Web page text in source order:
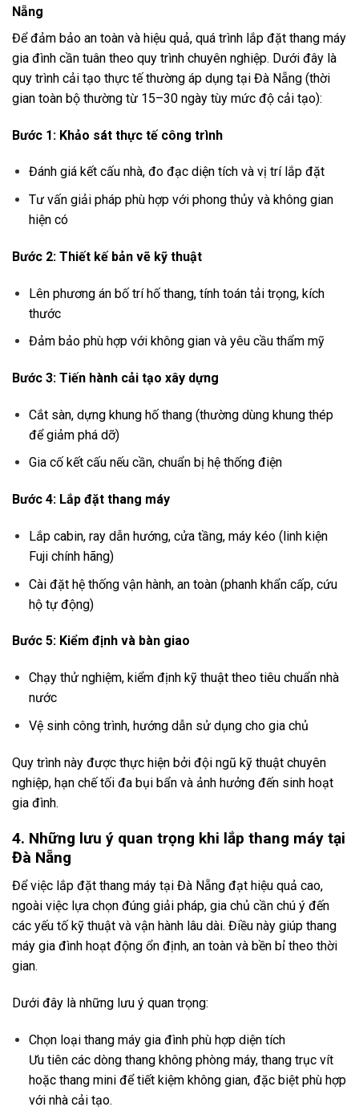
Nẵng
Để đảm bảo an toàn và hiệu quả, quá trình lắp đặt thang máy
gia đình cần tuân theo quy trình chuyên nghiệp. Dưới đây là
quy trình cải tạo thực tế thường áp dụng tại Đà Nẵng (thời
gian toàn bộ thường từ 15–30 ngày tùy mức độ cải tạo):
Bước 1: Khảo sát thực tế công trình
Đánh giá kết cấu nhà, đo đạc diện tích và vị trí lắp đặt
Tư vấn giải pháp phù hợp với phong thủy và không gian
hiện có
Bước 2: Thiết kế bản vẽ kỹ thuật
Lên phương án bố trí hố thang, tính toán tải trọng, kích
thước
Đảm bảo phù hợp với không gian và yêu cầu thẩm mỹ
Bước 3: Tiến hành cải tạo xây dựng
Cắt sàn, dựng khung hố thang (thường dùng khung thép
để giảm phá dỡ)
Gia cố kết cấu nếu cần, chuẩn bị hệ thống điện
Bước 4: Lắp đặt thang máy
Lắp cabin, ray dẫn hướng, cửa tầng, máy kéo (linh kiện
Fuji chính hãng)
Cài đặt hệ thống vận hành, an toàn (phanh khẩn cấp, cứu
hộ tự động)
Bước 5: Kiểm định và bàn giao
Chạy thử nghiệm, kiểm định kỹ thuật theo tiêu chuẩn nhà
nước
Vệ sinh công trình, hướng dẫn sử dụng cho gia chủ
Quy trình này được thực hiện bởi đội ngũ kỹ thuật chuyên
nghiệp, hạn chế tối đa bụi bẩn và ảnh hưởng đến sinh hoạt
gia đình.
4. Những lưu ý quan trọng khi lắp thang máy tại
Đà Nẵng
Để việc lắp đặt thang máy tại Đà Nẵng đạt hiệu quả cao,
ngoài việc lựa chọn đúng giải pháp, gia chủ cần chú ý đến
các yếu tố kỹ thuật và vận hành lâu dài. Điều này giúp thang
máy gia đình hoạt động ổn định, an toàn và bền bỉ theo thời
gian.
Dưới đây là những lưu ý quan trọng:
Chọn loại thang máy gia đình phù hợp diện tích
Ưu tiên các dòng thang không phòng máy, thang trục vít
hoặc thang mini để tiết kiệm không gian, đặc biệt phù hợp
với nhà cải tạo.